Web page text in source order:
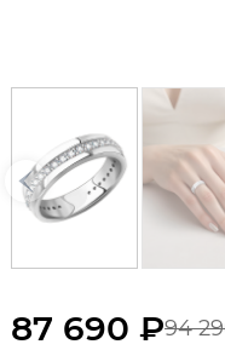
87 690 ₽94